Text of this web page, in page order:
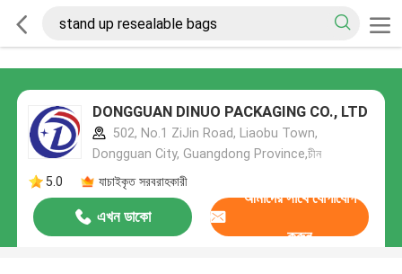
DONGGUAN DINUO PACKAGING CO., LTD
502, No.1 ZiJin Road, Liaobu Town,
Dongguan City, Guangdong Province,চীন
5.0
যাচাইকৃত সরবরাহকারী
এখন ডাকো
আমাদের সাথে যোগাযোগ
করুন